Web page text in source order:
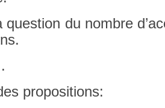
ques­tion du nombre
pro­posi­tions: